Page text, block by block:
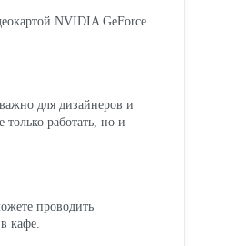
NVIDIA GeForce
для дизайнеров и
работать, но и
проводить
кафе.